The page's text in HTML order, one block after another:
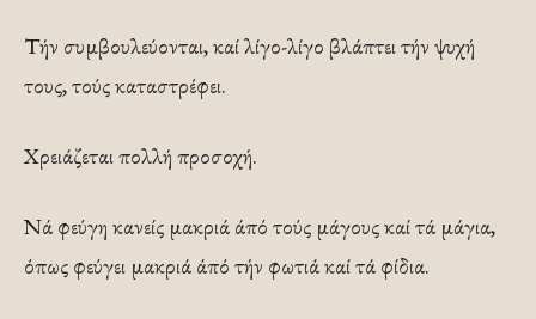
Τήν συμβουλεύονται, καί λίγο-λίγο βλάπτει τήν ψυχή
τους, τούς καταστρέφει.
Χρειάζεται πολλή προσοχή.
Νά φεύγη κανείς μακριά άπό τούς μάγους καί τά μάγια,
όπως φεύγει μακριά άπό τήν φωτιά καί τά φίδια.